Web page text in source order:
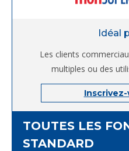
Idéal
Les clients
multiples ou des
TOUTES LES
STANDARD